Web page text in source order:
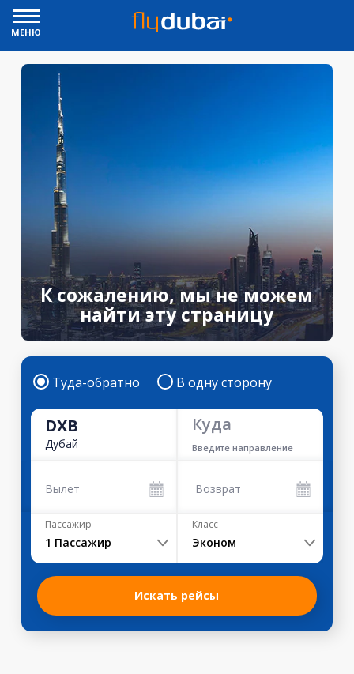
МЕНЮ
К сожалению, мы не можем
найти эту страницу
Туда-обратно В одну сторону
DXB
Дубай
Куда
Введите направление
Вылет Возврат
Пассажир
1 Пассажир
Класс
Эконом
Искать рейсы